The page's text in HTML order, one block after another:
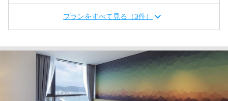
プランをすべて見る（3件）